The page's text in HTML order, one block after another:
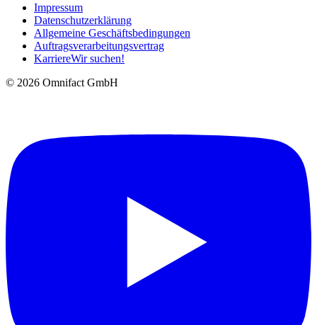
Impressum
Datenschutzerklärung
Allgemeine Geschäftsbedingungen
Auftragsverarbeitungsvertrag
KarriereWir suchen!
© 2026 Omnifact GmbH